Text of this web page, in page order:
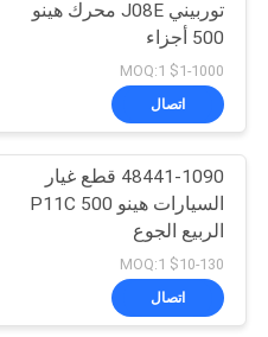
أجزاء
17
توربيني J08E محرك هينو
500 أجزاء
$1-1000 MOQ:1
اتصال
48441-1090 قطع غيار
السيارات هينو 500 P11C
الربيع الجوع
$10-130 MOQ:1
اتصال